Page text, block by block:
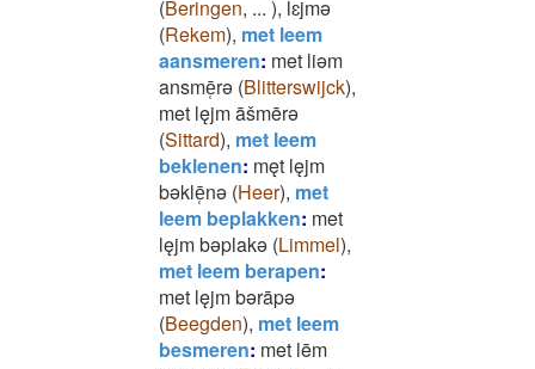
(Beringen, ... ), lɛjmǝ
(Rekem), met leem
aansmeren: met liǝm
ansmē̜rǝ (Blitterswijck),
met lęjm āšmērǝ
(Sittard), met leem
beklenen: męt lęjm
bǝklē̜nǝ (Heer), met
leem beplakken: met
lęjm bǝplakǝ (Limmel),
met leem berapen:
met lęjm bǝrāpǝ
(Beegden), met leem
besmeren: met lēm